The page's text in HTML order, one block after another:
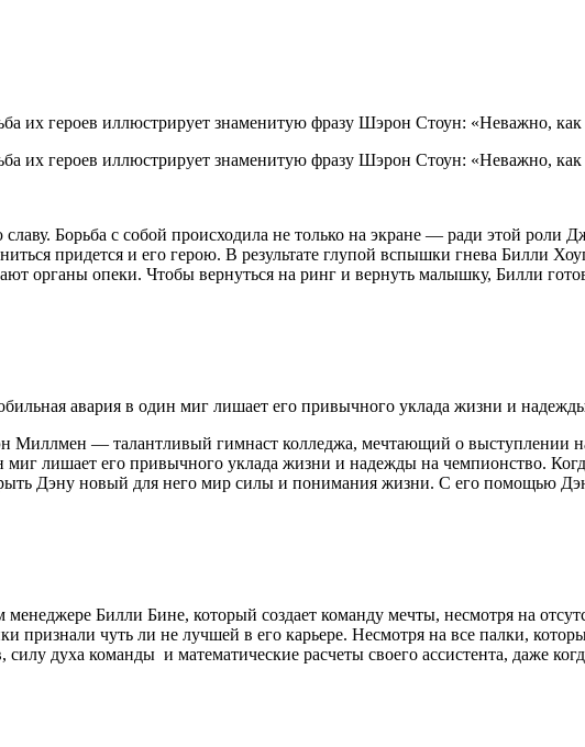
их героев иллюстрирует знаменитую фразу Шэрон Стоун: «Неважно,
их героев иллюстрирует знаменитую фразу Шэрон Стоун: «Неважно,
Борьба с собой происходила не только на экране — ради этой роли
придется и его герою. В результате глупой вспышки гнева Билли Хоуп
органы опеки. Чтобы вернуться на ринг и вернуть малышку, Билли
авария в один миг лишает его привычного уклада жизни и
Миллмен — талантливый гимнаст колледжа, мечтающий о выступлении
миг лишает его привычного уклада жизни и надежды на чемпионство.
Дэну новый для него мир силы и понимания жизни. С его помощью
Билли Бине, который создает команду мечты, несмотря на
чуть ли не лучшей в его карьере. Несмотря на все палки,
духа команды и математические расчеты своего ассистента, даже